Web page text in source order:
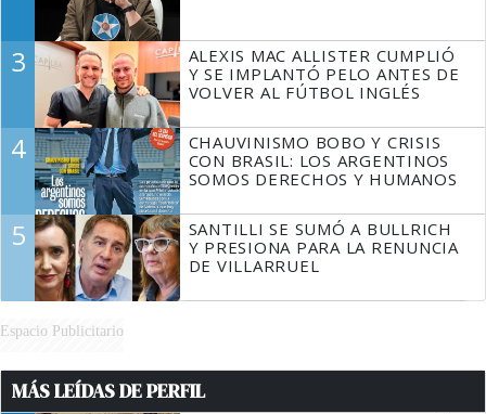
3
ALEXIS MAC ALLISTER CUMPLIÓ
Y SE IMPLANTÓ PELO ANTES DE
VOLVER AL FÚTBOL INGLÉS
4
CHAUVINISMO BOBO Y CRISIS
CON BRASIL: LOS ARGENTINOS
SOMOS DERECHOS Y HUMANOS
5
SANTILLI SE SUMÓ A BULLRICH
Y PRESIONA PARA LA RENUNCIA
DE VILLARRUEL
Espacio Publicitario
MÁS LEÍDAS DE PERFIL